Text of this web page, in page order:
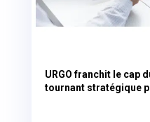
URGO franchit le cap
tournant stratégique